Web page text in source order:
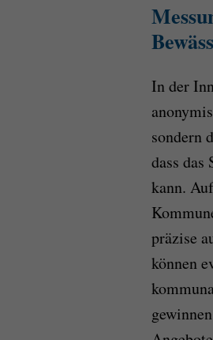
In der
sondern
dass das
kann.
präzise
können